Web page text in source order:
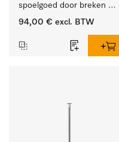
spoelgoed door breken
reinigingsstraal.
94,00 € excl. BTW